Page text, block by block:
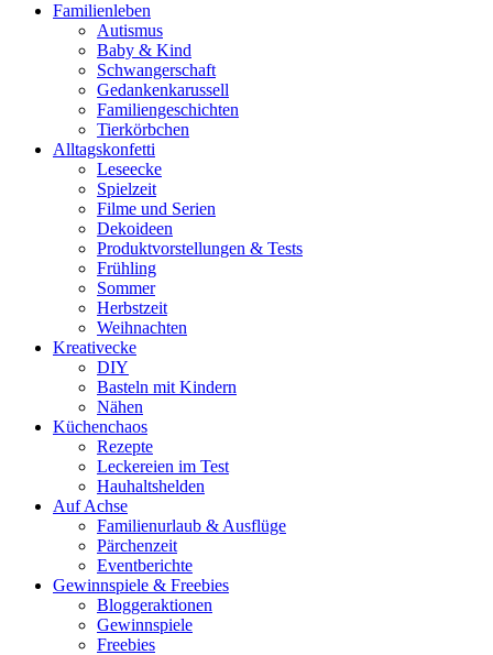
Familienleben
Autismus
Baby & Kind
Schwangerschaft
Gedankenkarussell
Familiengeschichten
Tierkörbchen
Alltagskonfetti
Leseecke
Spielzeit
Filme und Serien
Dekoideen
Produktvorstellungen & Tests
Frühling
Sommer
Herbstzeit
Weihnachten
Kreativecke
DIY
Basteln mit Kindern
Nähen
Küchenchaos
Rezepte
Leckereien im Test
Hauhaltshelden
Auf Achse
Familienurlaub & Ausflüge
Pärchenzeit
Eventberichte
Gewinnspiele & Freebies
Bloggeraktionen
Gewinnspiele
Freebies